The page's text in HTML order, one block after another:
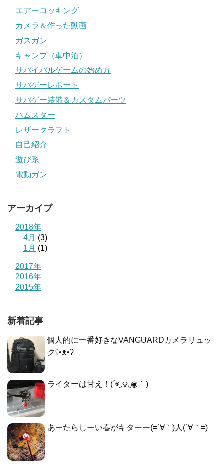
エアーコッキング
カメラ＆作った動画
ガスガン
キャンプ（車中泊）
サバイバルゲームの始め方
サバゲーレポート
サバゲー装備＆カスタムパーツ
ハムスター
レザークラフト
自己紹介
遊び系
電動ガン
アーカイブ
2018年
4月 (3)
1月 (1)
2017年
2016年
2015年
新着記事
個人的に一番好きなVANGUARDカメラリュッ
クʕ•ᴥ•ʔ
ライターは甘え！(΄◉◞౪◟◉｀)
あーたらしーい春がキターー(=´∀｀)人(´∀｀=)